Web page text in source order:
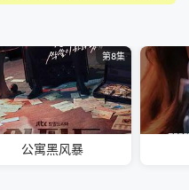
第8集
公寓黑风暴